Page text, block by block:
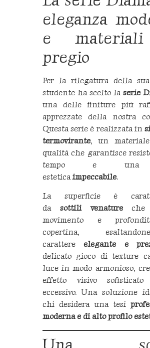
eleganza
e
pregio
Per la rilegatura della
studente ha scelto la serie
una delle finiture più
apprezzate della nostra
Questa serie è realizzata in
termovirante, un
qualità che garantisce
tempo e una
esteticaimpeccabile.
La superficie è
da sottili venatureche
movimento e
copertina,
carattereelegante e
delicato gioco di texture
luce in modo armonioso,
effetto visivo
eccessivo. Una soluzione
chi desidera una tesi
moderna e di alto profilo